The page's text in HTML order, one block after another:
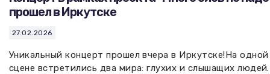
прошел в Иркутске
27.02.2026
Уникальный концерт прошел вчера в Иркутске!На одной
сцене встретились два мира: глухих и слышащих людей.